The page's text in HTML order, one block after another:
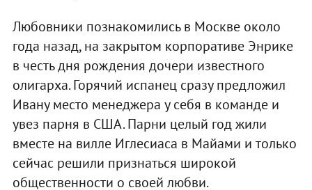
Любовники познакомились в Москве около
года назад, на закрытом корпоративе Энрике
в честь дня рождения дочери известного
олигарха. Горячий испанец сразу предложил
Ивану место менеджера у себя в команде и
увез парня в США. Парни целый год жили
вместе на вилле Иглесиаса в Майами и только
сейчас решили признаться широкой
общественности о своей любви.